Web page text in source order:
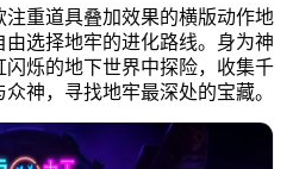
注重道具叠加效果的横版动作地
选择地牢的进化路线。身为神
烁的地下世界中探险，收集千
神，寻找地牢最深处的宝藏。